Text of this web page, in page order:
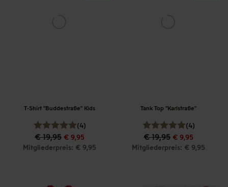
T-Shirt "Buddestraße" Kids
(4)
€ 19,95 € 9,95
Mitgliederpreis: € 9,95
Tank Top "Karlstraße"
(4)
€ 19,95 € 9,95
Mitgliederpreis: € 9,95